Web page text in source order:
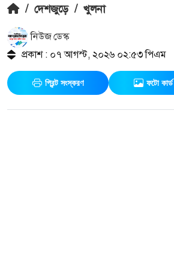
/ দেশজুড়ে / খুলনা
নিউজ ডেস্ক
প্রকাশ : ০৭ আগস্ট, ২০২৬ ০২:৫৩ পিএম
প্রিন্ট সংস্করণ ফটো কার্ড